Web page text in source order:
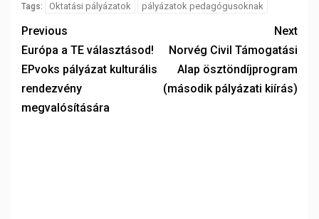
Tags: Oktatási pályázatok pályázatok pedagógusoknak
Previous
Európa a TE választásod!
EPvoks pályázat kulturális
rendezvény
megvalósítására
Next
Norvég Civil Támogatási
Alap ösztöndíjprogram
(második pályázati kiírás)